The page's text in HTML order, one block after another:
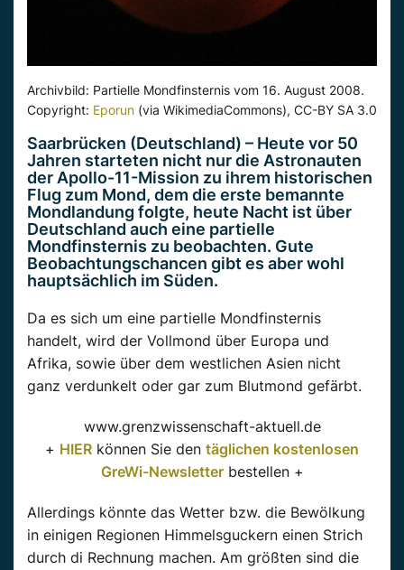
Archivbild: Partielle Mondfinsternis vom 16. August 2008.
Copyright: Eporun (via WikimediaCommons), CC-BY SA 3.0
Saarbrücken (Deutschland) – Heute vor 50
Jahren starteten nicht nur die Astronauten
der Apollo-11-Mission zu ihrem historischen
Flug zum Mond, dem die erste bemannte
Mondlandung folgte, heute Nacht ist über
Deutschland auch eine partielle
Mondfinsternis zu beobachten. Gute
Beobachtungschancen gibt es aber wohl
hauptsächlich im Süden.
Da es sich um eine partielle Mondfinsternis
handelt, wird der Vollmond über Europa und
Afrika, sowie über dem westlichen Asien nicht
ganz verdunkelt oder gar zum Blutmond gefärbt.
www.grenzwissenschaft-aktuell.de
+ HIER können Sie den täglichen kostenlosen
GreWi-Newsletterbestellen +
Allerdings könnte das Wetter bzw. die Bewölkung
in einigen Regionen Himmelsguckern einen Strich
durch di Rechnung machen. Am größten sind die